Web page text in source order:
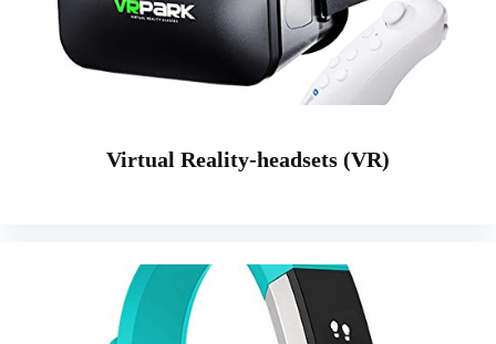
Virtual Reality-headsets (VR)